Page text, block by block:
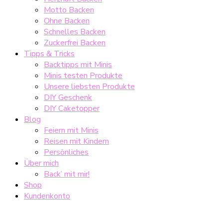
Motto Backen
Ohne Backen
Schnelles Backen
Zuckerfrei Backen
Tipps & Tricks
Backtipps mit Minis
Minis testen Produkte
Unsere liebsten Produkte
DIY Geschenk
DIY Caketopper
Blog
Feiern mit Minis
Reisen mit Kindern
Persönliches
Über mich
Back’ mit mir!
Shop
Kundenkonto